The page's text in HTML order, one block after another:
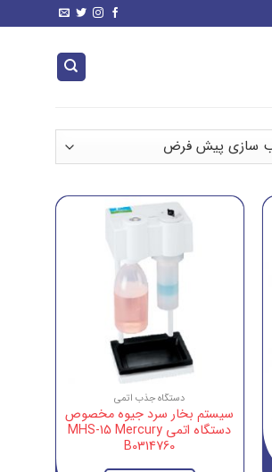
دستگاه جذب اتمی
سیستم بخار سرد جیوه مخصوص
دستگاه اتمی MHS-15 Mercury
B0314760